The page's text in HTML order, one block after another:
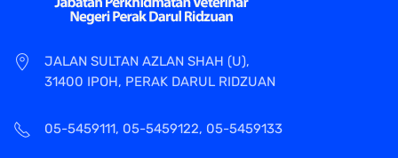
JALAN SULTAN AZLAN SHAH (U),
31400 IPOH, PERAK DARUL RIDZUAN
05-5459111, 05-5459122, 05-5459133